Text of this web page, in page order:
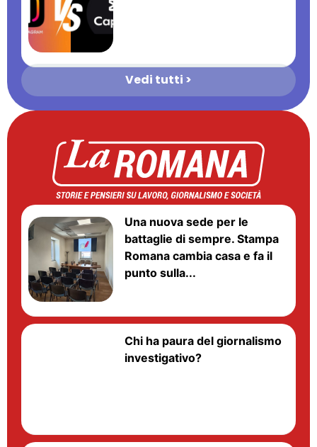
Vedi tutti >
Una nuova sede per le
battaglie di sempre. Stampa
Romana cambia casa e fa il
punto sulla...
Chi ha paura del giornalismo
investigativo?